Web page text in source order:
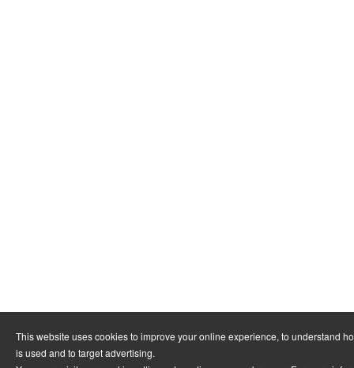
This website uses cookies to improve your online experience, to understand
is used and to target advertising.